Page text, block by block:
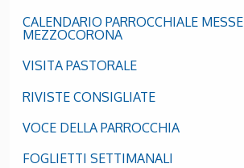
CALENDARIO PARROCCHIALE MESSE
MEZZOCORONA
VISITA PASTORALE
RIVISTE CONSIGLIATE
VOCE DELLA PARROCCHIA
FOGLIETTI SETTIMANALI